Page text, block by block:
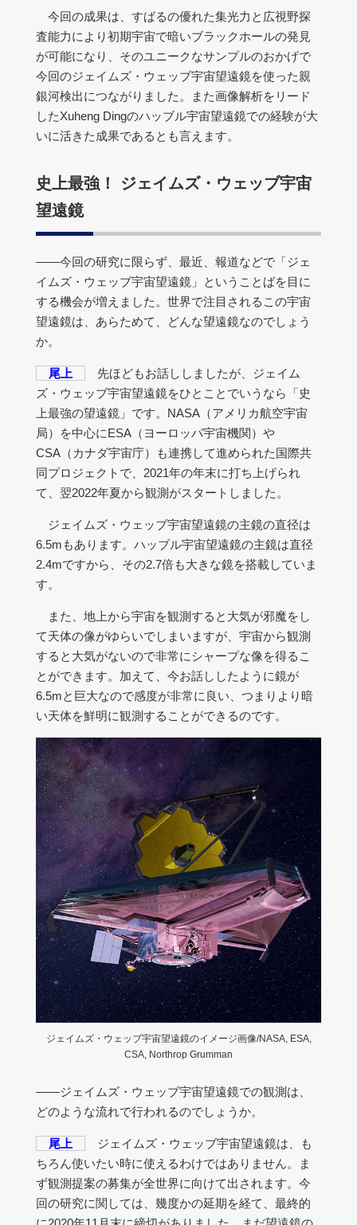
今回の成果は、すばるの優れた集光力と広視野探
査能力により初期宇宙で暗いブラックホールの発見
が可能になり、そのユニークなサンプルのおかげで
今回のジェイムズ・ウェッブ宇宙望遠鏡を使った親
銀河検出につながりました。また画像解析をリード
したXuheng Dingのハッブル宇宙望遠鏡での経験が大
いに活きた成果であるとも言えます。
史上最強！ ジェイムズ・ウェッブ宇宙
望遠鏡
――今回の研究に限らず、最近、報道などで「ジェ
イムズ・ウェッブ宇宙望遠鏡」ということばを目に
する機会が増えました。世界で注目されるこの宇宙
望遠鏡は、あらためて、どんな望遠鏡なのでしょう
か。
尾上
先ほどもお話ししましたが、ジェイム
ズ・ウェッブ宇宙望遠鏡をひとことでいうなら「史
上最強の望遠鏡」です。NASA（アメリカ航空宇宙
局）を中心にESA（ヨーロッパ宇宙機関）や
CSA（カナダ宇宙庁）も連携して進められた国際共
同プロジェクトで、2021年の年末に打ち上げられ
て、翌2022年夏から観測がスタートしました。
ジェイムズ・ウェッブ宇宙望遠鏡の主鏡の直径は
6.5mもあります。ハッブル宇宙望遠鏡の主鏡は直径
2.4mですから、その2.7倍も大きな鏡を搭載していま
す。
また、地上から宇宙を観測すると大気が邪魔をし
て天体の像がゆらいでしまいますが、宇宙から観測
すると大気がないので非常にシャープな像を得るこ
とができます。加えて、今お話ししたように鏡が
6.5mと巨大なので感度が非常に良い、つまりより暗
い天体を鮮明に観測することができるのです。
ジェイムズ・ウェッブ宇宙望遠鏡のイメージ画像/NASA, ESA,
CSA, Northrop Grumman
――ジェイムズ・ウェッブ宇宙望遠鏡での観測は、
どのような流れで行われるのでしょうか。
尾上
ジェイムズ・ウェッブ宇宙望遠鏡は、も
ちろん使いたい時に使えるわけではありません。ま
ず観測提案の募集が全世界に向けて出されます。今
回の研究に関しては、幾度かの延期を経て、最終的